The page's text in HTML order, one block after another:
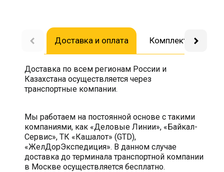
Доставка и оплата Комплектующие
Доставка по всем регионам России и
Казахстана осуществляется через
транспортные компании.
Мы работаем на постоянной основе с такими
компаниями, как «Деловые Линии», «Байкал-
Сервис», ТК «Кашалот» (GTD),
«ЖелДорЭкспедиция». В данном случае
доставка до терминала транспортной компании
в Москве осуществляется бесплатно.